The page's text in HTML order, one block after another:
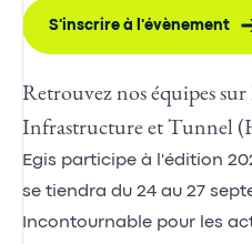
S'inscrire à l'évènement
Retrouvez nos équipes
Infrastructure et Tunnel
Egis participe à l'édition
se tiendra du 24 au 27
Incontournable pour les